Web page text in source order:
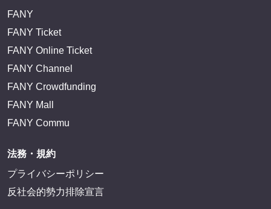
FANY
FANY Ticket
FANY Online Ticket
FANY Channel
FANY Crowdfunding
FANY Mall
FANY Commu
法務・規約
プライバシーポリシー
反社会的勢力排除宣言